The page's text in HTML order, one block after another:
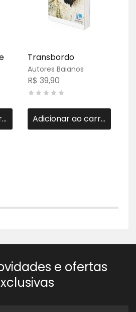
Adicionar ao carrinho
Autores Baianos
Transbordo
R$ 39,90
Adicionar ao carrinho
e ofertas